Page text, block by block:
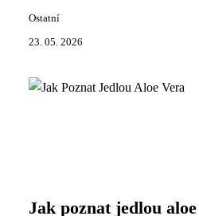
Ostatní
23. 05. 2026
Jak poznat jedlou